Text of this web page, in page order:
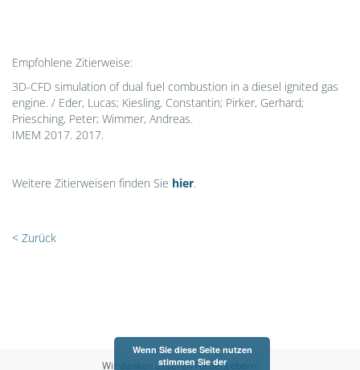
Empfohlene Zitierweise:
3D-CFD simulation of dual fuel combustion in a diesel ignited gas
engine. / Eder, Lucas; Kiesling, Constantin; Pirker, Gerhard;
Priesching, Peter; Wimmer, Andreas.
IMEM 2017. 2017.
Weitere Zitierweisen finden Sie hier.
< Zurück
Wir danken unseren Fördergebern:
Wenn Sie diese Seite nutzen
stimmen Sie der